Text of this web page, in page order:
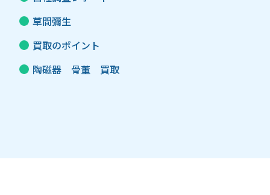
草間彌生
買取のポイント
陶磁器 骨董 買取